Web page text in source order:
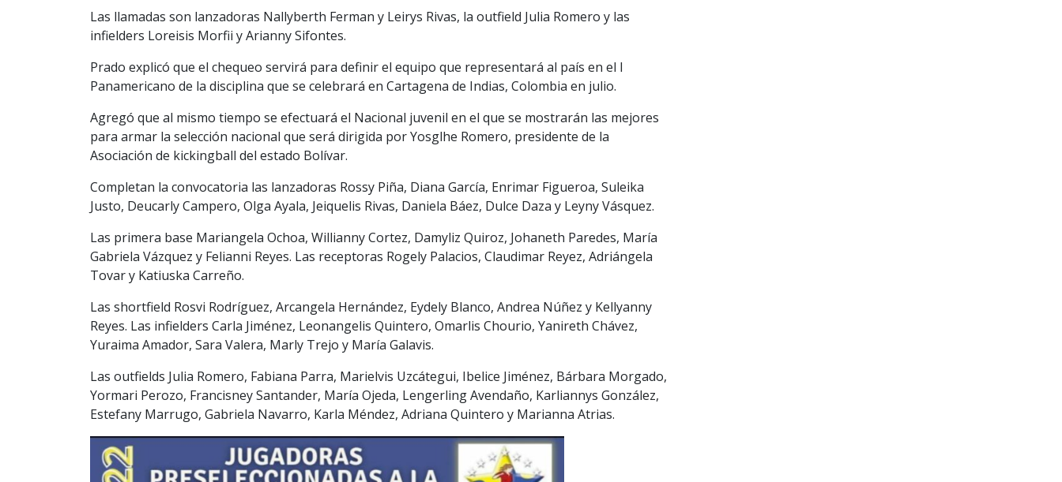
Las llamadas son lanzadoras Nallyberth Ferman y Leirys Rivas, la outfield Julia Romero y las
infielders Loreisis Morfii y Arianny Sifontes.
Prado explicó que el chequeo servirá para definir el equipo que representará al país en el I
Panamericano de la disciplina que se celebrará en Cartagena de Indias, Colombia en julio.
Agregó que al mismo tiempo se efectuará el Nacional juvenil en el que se mostrarán las mejores
para armar la selección nacional que será dirigida por Yosglhe Romero, presidente de la
Asociación de kickingball del estado Bolívar.
Completan la convocatoria las lanzadoras Rossy Piña, Diana García, Enrimar Figueroa, Suleika
Justo, Deucarly Campero, Olga Ayala, Jeiquelis Rivas, Daniela Báez, Dulce Daza y Leyny Vásquez.
Las primera base Mariangela Ochoa, Willianny Cortez, Damyliz Quiroz, Johaneth Paredes, María
Gabriela Vázquez y Felianni Reyes. Las receptoras Rogely Palacios, Claudimar Reyez, Adriángela
Tovar y Katiuska Carreño.
Las shortfield Rosvi Rodríguez, Arcangela Hernández, Eydely Blanco, Andrea Núñez y Kellyanny
Reyes. Las infielders Carla Jiménez, Leonangelis Quintero, Omarlis Chourio, Yanireth Chávez,
Yuraima Amador, Sara Valera, Marly Trejo y María Galavis.
Las outfields Julia Romero, Fabiana Parra, Marielvis Uzcátegui, Ibelice Jiménez, Bárbara Morgado,
Yormari Perozo, Francisney Santander, María Ojeda, Lengerling Avendaño, Karliannys González,
Estefany Marrugo, Gabriela Navarro, Karla Méndez, Adriana Quintero y Marianna Atrias.